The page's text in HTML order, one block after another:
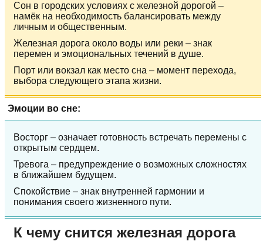
Сон в городских условиях с железной дорогой –
намёк на необходимость балансировать между
личным и общественным.
Железная дорога около воды или реки – знак
перемен и эмоциональных течений в душе.
Порт или вокзал как место сна – момент перехода,
выбора следующего этапа жизни.
Эмоции во сне:
Восторг – означает готовность встречать перемены с
открытым сердцем.
Тревога – предупреждение о возможных сложностях
в ближайшем будущем.
Спокойствие – знак внутренней гармонии и
понимания своего жизненного пути.
К чему снится железная дорога